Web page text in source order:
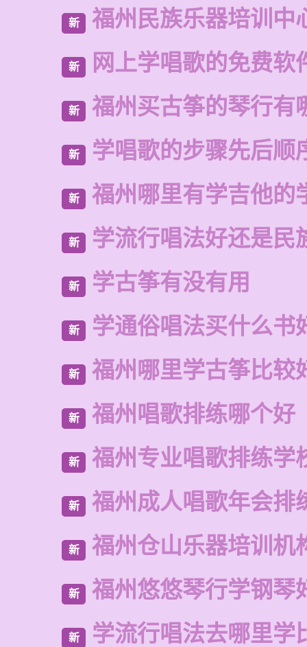
新 福州民族乐器培训中
新 网上学唱歌的免费软
新 福州买古筝的琴行有
新 学唱歌的步骤先后顺
新 福州哪里有学吉他的
新 学流行唱法好还是民
新 学古筝有没有用
新 学通俗唱法买什么书
新 福州哪里学古筝比较
新 福州唱歌排练哪个好
新 福州专业唱歌排练学
新 福州成人唱歌年会排
新 福州仓山乐器培训机
新 福州悠悠琴行学钢琴
新 学流行唱法去哪里学